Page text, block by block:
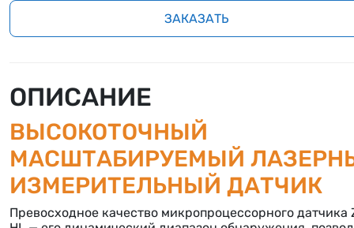
ЗАКАЗАТЬ
ОПИСАНИЕ
ВЫСОКОТОЧНЫЙ
МАСШТАБИРУЕМЫЙ
ИЗМЕРИТЕЛЬНЫЙ ДАТЧИК
Превосходное качество микропроцессорного датчика